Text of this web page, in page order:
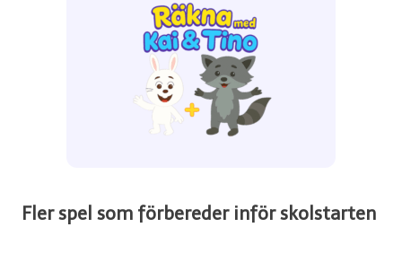
Fler spel som förbereder inför skolstarten